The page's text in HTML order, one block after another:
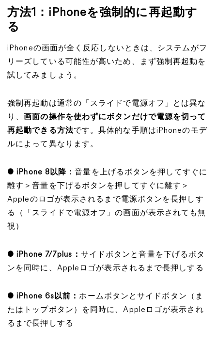
方法1：iPhoneを強制的に再起動す
る
iPhoneの画面が全く反応しないときは、システムがフ
リーズしている可能性が高いため、まず強制再起動を
試してみましょう。
強制再起動は通常の「スライドで電源オフ」とは異な
り、 画面の操作を使わずにボタンだけで電源を切って
再起動できる方法です。具体的な手順はiPhoneのモデ
ルによって異なります。
● iPhone 8以降 ：音量を上げるボタンを押してすぐに
離す＞音量を下げるボタンを押してすぐに離す＞
Appleのロゴが表示されるまで電源ボタンを長押しす
る（「スライドで電源オフ」の画面が表示されても無
視）
● iPhone 7/7plus： サイドボタンと音量を下げるボタ
ンを同時に、Appleロゴが表示されるまで長押しする
● iPhone 6s以前：ホームボタンとサイドボタン（ま
たはトップボタン）を同時に、Appleロゴが表示され
るまで長押しする